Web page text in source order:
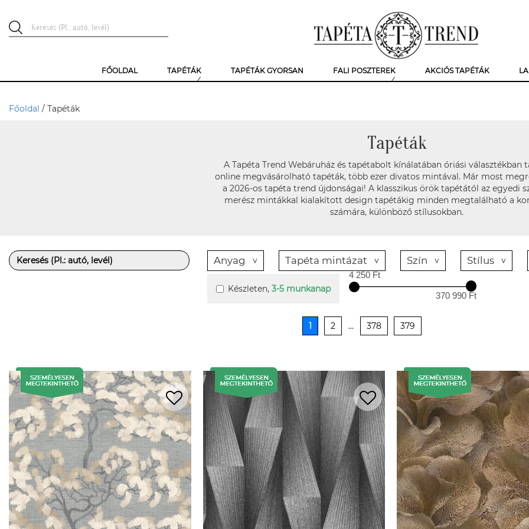
FŐOLDAL TAPÉTÁK TAPÉTÁK GYORSAN FALI POSZTEREK AKCIÓS TAPÉTÁK
Főoldal / Tapéták
Tapéták
A Tapéta Trend Webáruház és tapétabolt kínálatában óriási választékban
online megvásárolható tapéták, több ezer divatos mintával. Már most
a 2026-os tapéta trend újdonságai! A klasszikus örök tapétától az egyedi
merész mintákkal kialakított design tapétákig minden megtalálható a
számára, különböző stílusokban.
Anyag Tapéta mintázat Szín Stílus
Készleten, 3-5 munkanap
4 250 Ft
370 990 Ft
1 2 ... 378 379